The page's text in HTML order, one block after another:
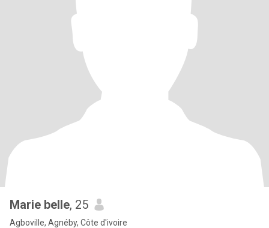
Marie belle, 25
Agboville, Agnéby, Côte d'ivoire